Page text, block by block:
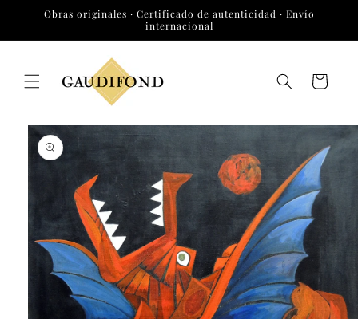
directamente
Obras originales · Certificado de autenticidad · Envío
internacional
Carrito
directamente
información